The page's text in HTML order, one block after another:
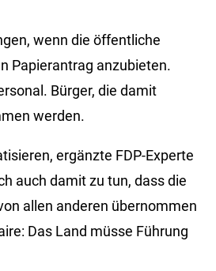
wenn die öffentliche
Papierantrag anzubieten.
Bürger, die damit
werden.
ergänzte FDP-Experte
auch damit zu tun, dass die
allen anderen übernommen
Das Land müsse Führung